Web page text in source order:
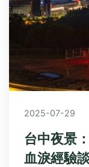
2025-07-29
台中夜景
血淚經驗